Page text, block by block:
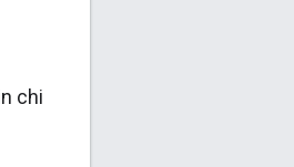
chi